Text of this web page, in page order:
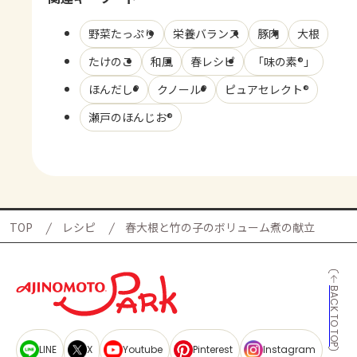
野菜たっぷり 栄養バランス 豚肉
大根
たけのこ
和風 春レシピ
「味の素®」
ほんだし®
クノール®
ピュアセレクト®
瀬戸のほんじお®
TOP レシピ 春大根と竹の子のボリューム煮の献立
BACK TO TOP
LINE X Youtube Pinterest Instagram